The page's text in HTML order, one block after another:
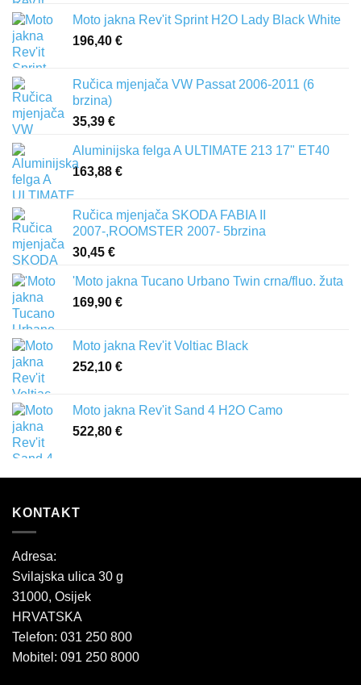
Moto jakna Rev'it Sprint H2O Lady Black White
196,40 €
Ručica mjenjača VW Passat 2006-2011 (6
brzina)
35,39 €
Aluminijska felga A ULTIMATE 213 17" ET40
163,88 €
Ručica mjenjača SKODA FABIA II
2007-,ROOMSTER 2007- 5brzina
30,45 €
'Moto jakna Tucano Urbano Twin crna/fluo. žuta
169,90 €
Moto jakna Rev'it Voltiac Black
252,10 €
Moto jakna Rev'it Sand 4 H2O Camo
522,80 €
KONTAKT
Adresa:
Svilajska ulica 30 g
31000, Osijek
HRVATSKA
Telefon: 031 250 800
Mobitel: 091 250 8000